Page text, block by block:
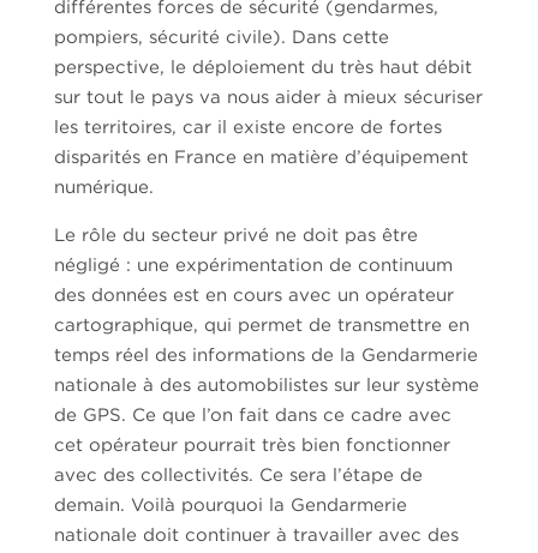
différentes forces de sécurité (gendarmes,
pompiers, sécurité civile). Dans cette
perspective, le déploiement du très haut débit
sur tout le pays va nous aider à mieux sécuriser
les territoires, car il existe encore de fortes
disparités en France en matière d’équipement
numérique.
Le rôle du secteur privé ne doit pas être
négligé : une expérimentation de continuum
des données est en cours avec un opérateur
cartographique, qui permet de transmettre en
temps réel des informations de la Gendarmerie
nationale à des automobilistes sur leur système
de GPS. Ce que l’on fait dans ce cadre avec
cet opérateur pourrait très bien fonctionner
avec des collectivités. Ce sera l’étape de
demain. Voilà pourquoi la Gendarmerie
nationale doit continuer à travailler avec des